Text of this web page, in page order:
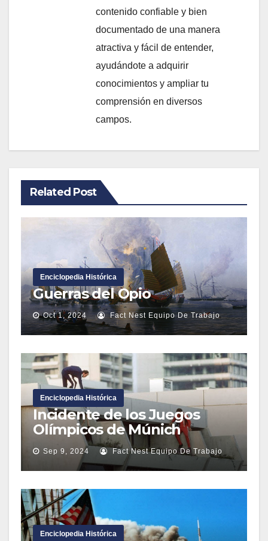
contenido confiable y bien
documentado de una manera
atractiva y fácil de entender,
ayudándote a adquirir
conocimientos y ampliar tu
comprensión en diversos
campos.
Related Post
Enciclopedia Histórica
Guerras del Opio
Oct 1, 2024 Fact Nest Equipo De Trabajo
Enciclopedia Histórica
Incidente de los Juegos
Olímpicos de Múnich
Sep 9, 2024 Fact Nest Equipo De Trabajo
Enciclopedia Histórica